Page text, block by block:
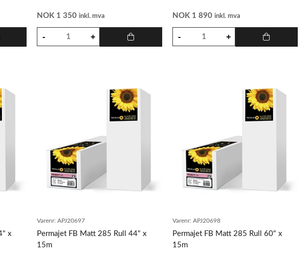
NOK 1 350inkl. mva NOK 1 890inkl. mva
x
Varenr: APJ20697
Permajet FB Matt 285 Rull 44" x
15m
Varenr: APJ20698
Permajet FB Matt 285 Rull 60" x
15m